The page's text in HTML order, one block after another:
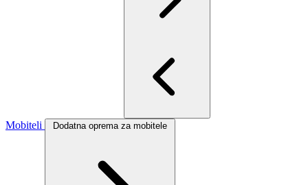
Mobiteli Dodatna oprema za mobitele